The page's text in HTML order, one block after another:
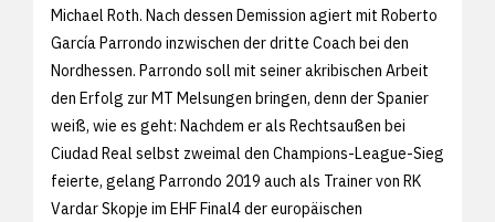
Michael Roth. Nach dessen Demission agiert mit Roberto
García Parrondo inzwischen der dritte Coach bei den
Nordhessen. Parrondo soll mit seiner akribischen Arbeit
den Erfolg zur MT Melsungen bringen, denn der Spanier
weiß, wie es geht: Nachdem er als Rechtsaußen bei
Ciudad Real selbst zweimal den Champions-League-Sieg
feierte, gelang Parrondo 2019 auch als Trainer von RK
Vardar Skopje im EHF Final4 der europäischen